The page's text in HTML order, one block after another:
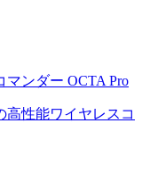
ンダー OCTA Pro
高性能ワイヤレスコ